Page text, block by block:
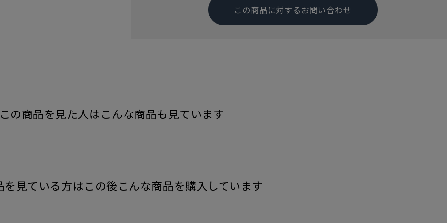
この商品に対するお問い合わせ
の商品を見た人はこんな商品も見ています
を見ている方はこの後こんな商品を購入しています